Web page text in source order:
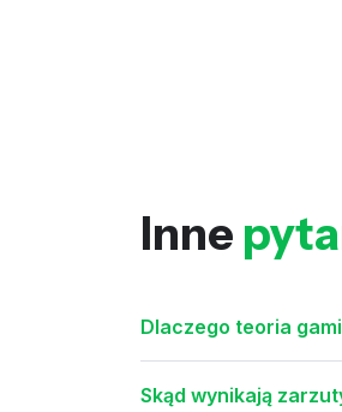
Inne
Dlaczego teoria
Skąd wynikają